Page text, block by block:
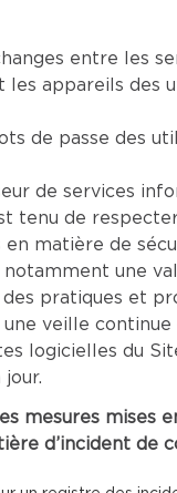
entre les
les appareils des
de passe des
de services
tenu de
en matière de
une
pratiques et
veille continue
logicielles du
jour.
mesures mises
d’incident de